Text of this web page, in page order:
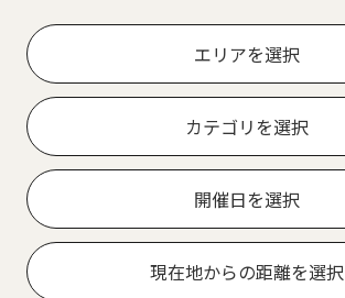
エリアを選択
カテゴリを選択
開催日を選択
現在地からの距離を選択